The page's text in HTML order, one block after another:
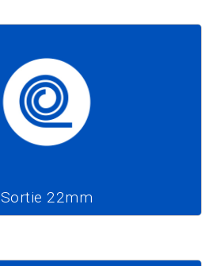
Sortie 22mm